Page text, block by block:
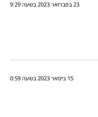
23 בפברואר 2023 בשעה 9:29
15 בינואר 2023 בשעה 0:59